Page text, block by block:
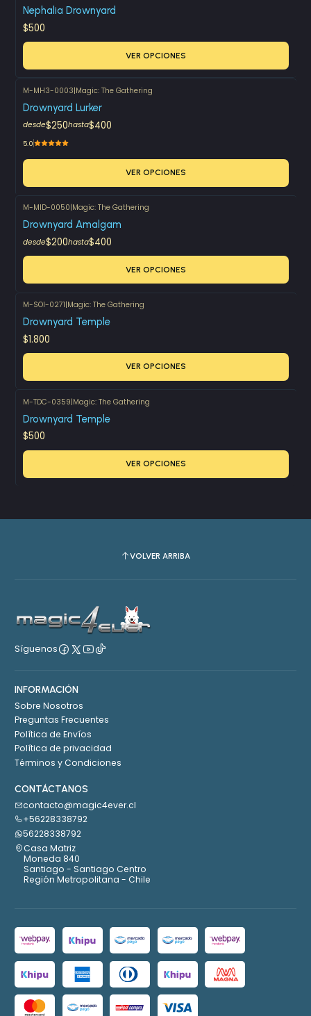
Nephalia Drownyard
$500
VER OPCIONES
M-MH3-0003|Magic: The Gathering
Drownyard Lurker
desde$250hasta$400
5.0
VER OPCIONES
M-MID-0050|Magic: The Gathering
Drownyard Amalgam
desde$200hasta$400
VER OPCIONES
M-SOI-0271|Magic: The Gathering
Drownyard Temple
$1.800
VER OPCIONES
M-TDC-0359|Magic: The Gathering
Drownyard Temple
$500
VER OPCIONES
VOLVER ARRIBA
Síguenos
INFORMACIÓN
Sobre Nosotros
Preguntas Frecuentes
Política de Envíos
Política de privacidad
Términos y Condiciones
CONTÁCTANOS
contacto@magic4ever.cl
+56228338792
56228338792
Casa Matriz
Moneda 840
Santiago - Santiago Centro
Región Metropolitana - Chile